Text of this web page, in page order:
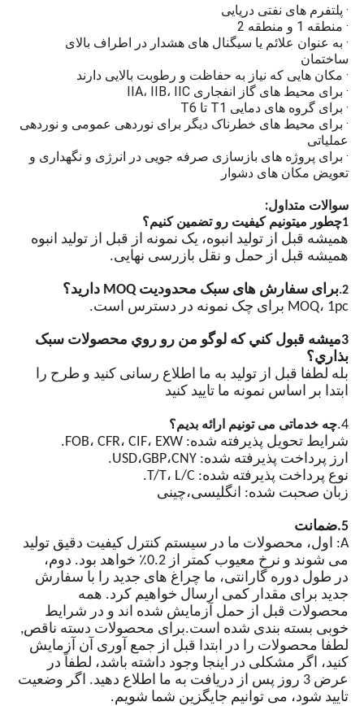
های سخت شده با قدرت بالا
مانع از تماس جرقه های قوس
از نور با گاز های قابل احتراق و
ایجاد انفجار می شود.
طراحی صرفه جویی در
انرژی
لامپ های LED چیپ صرفه
جویی در انرژی روشنایی بالا
دارند و نسبت به لامپ های
معمولی انرژی بیشتری دارند.
همگام سازی GPS
((اختیاری)
کنترل خودکار سوئیچ نور،
مجهز به یک تراشه یکپارچه و
مدارهای محافظت متعدد.
چشمک زدن همزمان لامپ
های متعدد می تواند از طریق
خطوط سیگنال همگام سازی
حاصل شود.
· پلتفرم های نفتی دریایی
· منطقه 1 و منطقه 2
· به عنوان علائم یا سیگنال های هشدار در اطراف بالای
ساختمان
· مکان هایی که نیاز به حفاظت و رطوبت بالایی دارند
· برای محیط های گاز انفجاری IIA، IIB، IIC
· برای گروه های دمایی T1 تا T6
· برای محیط های خطرناک دیگر برای نوردهی عمومی و نوردهی
عملیاتی
· برای پروژه های بازسازی صرفه جویی در انرژی و نگهداری و
تعویض مکان های دشوار
سوالات متداول:
1چطور ميتونيم کيفيت رو تضمین کنيم؟
همیشه قبل از تولید انبوه، یک نمونه از قبل از تولید انبوه
همیشه قبل از حمل و نقل بازرسی نهایی.
2. برای سفارش های سبک محدودیت MOQ دارید؟
MOQ، 1pc برای چک نمونه در دسترس است.
3ميشه قبول کني که لوگو من رو روي محصولات سبک
بذاري؟
بله لطفا قبل از تولید به ما اطلاع رسانی کنید و طرح را
ابتدا بر اساس نمونه ما تایید کنید
4. چه خدماتی می تونیم ارائه بدیم؟
شرایط تحویل پذیرفته شده: FOB، CFR، CIF، EXW.
ارز پرداخت پذیرفته شده: USD،GBP،CNY.
نوع پرداخت پذیرفته شده: T/T، L/C.
زبان صحبت شده: انگلیسی،چینی
5.ضمانت
A: اول، محصولات ما در سیستم کنترل کیفیت دقیق تولید
می شوند و نرخ معیوب کمتر از 0.2٪ خواهد بود. دوم،
در طول دوره گارانتی، ما چراغ های جدید را با سفارش
جدید برای مقدار کمی ارسال خواهیم کرد. همه
محصولات قبل از حمل آزمایش شده اند و در شرایط
خوبی بسته بندی شده است.برای محصولات دسته ناقص,
لطفا محصولات را در ابتدا قبل از جمع آوری آن آزمایش
کنید، اگر مشکلی در اینجا وجود داشته باشد، لطفاً در
عرض 3 روز پس از دریافت به ما اطلاع دهید. اگر وضعیت
تایید شود، می توانیم جایگزین شما شویم.